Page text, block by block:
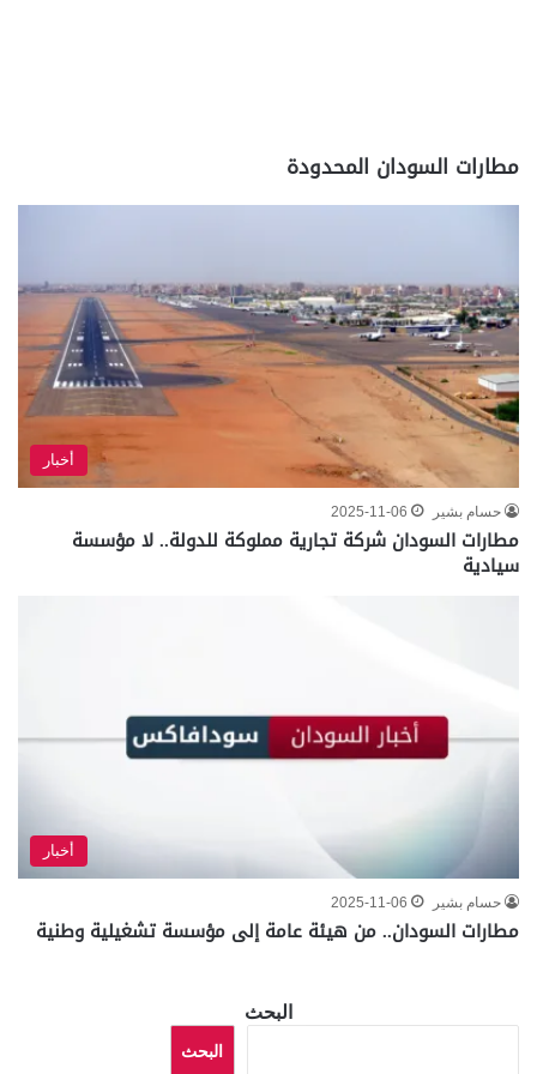
مطارات السودان المحدودة
أخبار
حسام بشير 2025-11-06
مطارات السودان شركة تجارية مملوكة للدولة.. لا مؤسسة
سيادية
أخبار
حسام بشير 2025-11-06
مطارات السودان.. من هيئة عامة إلى مؤسسة تشغيلية وطنية
البحث
البحث